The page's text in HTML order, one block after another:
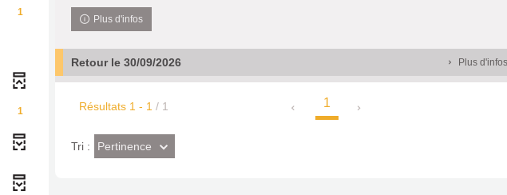
Plus d'infos
Retour le 30/09/2026 Plus
Résultats 1 - 1 / 1 1
Tri :(Effet
imédiat)
Pertinence
1
1